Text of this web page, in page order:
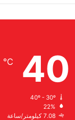
40
℃
22%
7.08 كيلومتر/ساعة